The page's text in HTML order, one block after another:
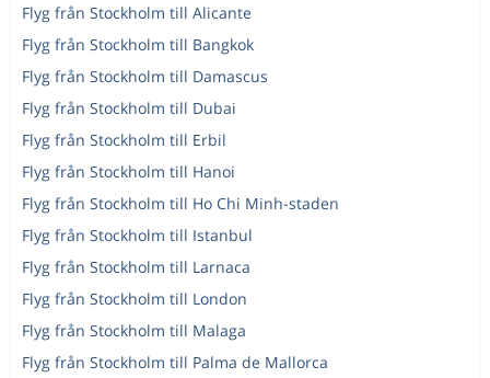
Flyg från Stockholm till Alicante
Flyg från Stockholm till Bangkok
Flyg från Stockholm till Damascus
Flyg från Stockholm till Dubai
Flyg från Stockholm till Erbil
Flyg från Stockholm till Hanoi
Flyg från Stockholm till Ho Chi Minh-staden
Flyg från Stockholm till Istanbul
Flyg från Stockholm till Larnaca
Flyg från Stockholm till London
Flyg från Stockholm till Malaga
Flyg från Stockholm till Palma de Mallorca